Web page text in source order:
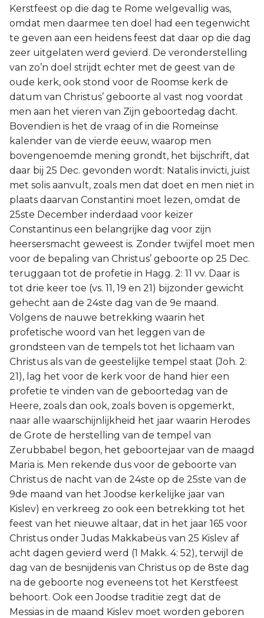
Kerstfeest op die dag te Rome welgevallig was,
omdat men daarmee ten doel had een tegenwicht
te geven aan een heidens feest dat daar op die dag
zeer uitgelaten werd gevierd. De veronderstelling
van zo’n doel strijdt echter met de geest van de
oude kerk, ook stond voor de Roomse kerk de
datum van Christus’ geboorte al vast nog voordat
men aan het vieren van Zijn geboortedag dacht.
Bovendien is het de vraag of in die Romeinse
kalender van de vierde eeuw, waarop men
bovengenoemde mening grondt, het bijschrift, dat
daar bij 25 Dec. gevonden wordt: Natalis invicti, juist
met solis aanvult, zoals men dat doet en men niet in
plaats daarvan Constantini moet lezen, omdat de
25ste December inderdaad voor keizer
Constantinus een belangrijke dag voor zijn
heersersmacht geweest is. Zonder twijfel moet men
voor de bepaling van Christus’ geboorte op 25 Dec.
teruggaan tot de profetie in Hagg. 2: 11 vv. Daar is
tot drie keer toe (vs. 11, 19 en 21) bijzonder gewicht
gehecht aan de 24ste dag van de 9e maand.
Volgens de nauwe betrekking waarin het
profetische woord van het leggen van de
grondsteen van de tempels tot het lichaam van
Christus als van de geestelijke tempel staat (Joh. 2:
21), lag het voor de kerk voor de hand hier een
profetie te vinden van de geboortedag van de
Heere, zoals dan ook, zoals boven is opgemerkt,
naar alle waarschijnlijkheid het jaar waarin Herodes
de Grote de herstelling van de tempel van
Zerubbabel begon, het geboortejaar van de maagd
Maria is. Men rekende dus voor de geboorte van
Christus de nacht van de 24ste op de 25ste van de
9de maand van het Joodse kerkelijke jaar van
Kislev) en verkreeg zo ook een betrekking tot het
feest van het nieuwe altaar, dat in het jaar 165 voor
Christus onder Judas Makkabeüs van 25 Kislev af
acht dagen gevierd werd (1 Makk. 4: 52), terwijl de
dag van de besnijdenis van Christus op de 8ste dag
na de geboorte nog eveneens tot het Kerstfeest
behoort. Ook een Joodse traditie zegt dat de
Messias in de maand Kislev moet worden geboren